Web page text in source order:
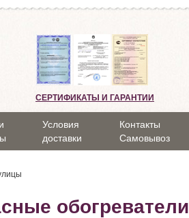
СЕРТИФИКАТЫ И ГАРАНТИИ
Условия
доставки
Контакты
Самовывоз
обогреватели